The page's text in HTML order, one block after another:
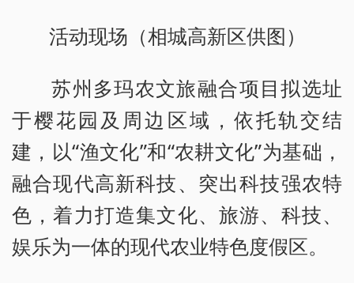
活动现场（相城高新区供图）
苏州多玛农文旅融合项目拟选址
于樱花园及周边区域，依托轨交结
建，以“渔文化”和“农耕文化”为基础，
融合现代高新科技、突出科技强农特
色，着力打造集文化、旅游、科技、
娱乐为一体的现代农业特色度假区。